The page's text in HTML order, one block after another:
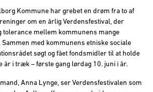
Kommune har grebet en drøm fra to af
om en årlig Verdensfestival, der
tolerance mellem kommunens mange
med kommunens etniske sociale
søgt og fået fondsmidler til at holde
år i træk – første gang lørdag 10. juni i år.
Anna Lynge, ser Verdensfestivalen som